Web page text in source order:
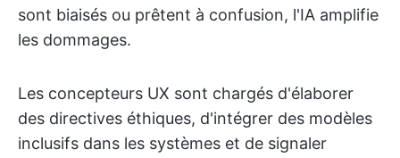
sont biaisés ou prêtent à confusion, l'IA amplifie
les dommages.
Les concepteurs UX sont chargés d'élaborer
des directives éthiques, d'intégrer des modèles
inclusifs dans les systèmes et de signaler